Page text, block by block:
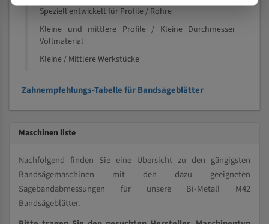
Speziell entwickelt für Profile / Rohre
Kleine und mittlere Profile / Kleine Durchmesser
Vollmaterial
Kleine / Mittlere Werkstücke
Zahnempfehlungs-Tabelle für Bandsägeblätter
Maschinen liste
Nachfolgend finden Sie eine Übersicht zu den gängigsten
Bandsägemaschinen mit den dazu geeigneten
Sägebandabmessungen für unsere Bi-Metall M42
Bandsägeblätter.